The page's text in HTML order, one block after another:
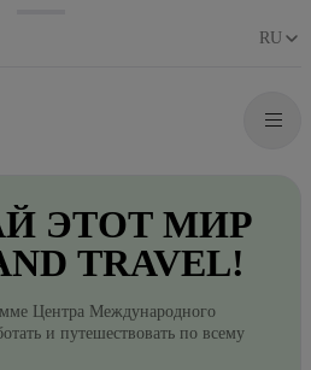
RU
ЭТОТ МИР
TRAVEL!
Центра Международного
и путешествовать по всему